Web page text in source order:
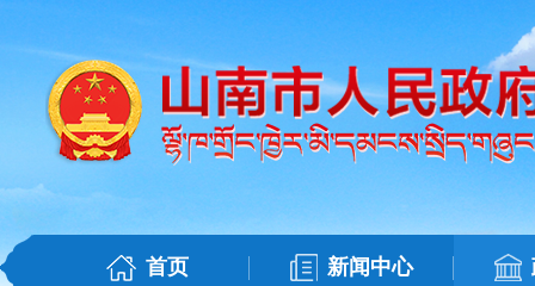
首页 新闻中心